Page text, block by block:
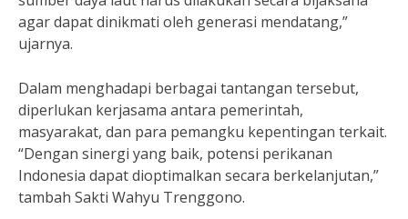
agar dapat dinikmati oleh generasi mendatang,”
ujarnya.
Dalam menghadapi berbagai tantangan tersebut,
diperlukan kerjasama antara pemerintah,
masyarakat, dan para pemangku kepentingan terkait.
“Dengan sinergi yang baik, potensi perikanan
Indonesia dapat dioptimalkan secara berkelanjutan,”
tambah Sakti Wahyu Trenggono.